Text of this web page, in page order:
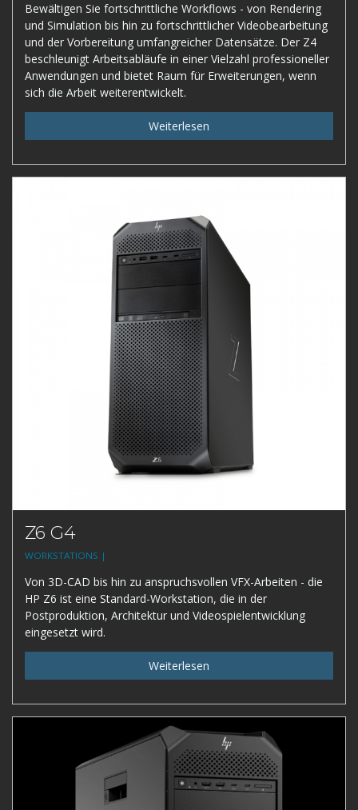
Bewältigen Sie fortschrittliche Workflows - von Rendering
und Simulation bis hin zu fortschrittlicher Videobearbeitung
und der Vorbereitung umfangreicher Datensätze. Der Z4
beschleunigt Arbeitsabläufe in einer Vielzahl professioneller
Anwendungen und bietet Raum für Erweiterungen, wenn
sich die Arbeit weiterentwickelt.
Weiterlesen
Z6 G4
WORKSTATIONS |
Von 3D-CAD bis hin zu anspruchsvollen VFX-Arbeiten - die
HP Z6 ist eine Standard-Workstation, die in der
Postproduktion, Architektur und Videospielentwicklung
eingesetzt wird.
Weiterlesen